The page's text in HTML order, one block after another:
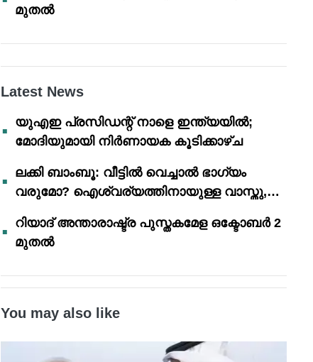
മുതൽ
Latest News
യുഎഇ പ്രസിഡന്റ് നാളെ ഇന്ത്യയിൽ;
മോദിയുമായി നിർണായക കൂടിക്കാഴ്ച
ലക്കി ബാംബൂ: വീട്ടിൽ വെച്ചാൽ ഭാഗ്യം
വരുമോ? ഐശ്വര്യത്തിനായുള്ള വാസ്തു,
റിയാദ് അന്താരാഷ്ട്ര പുസ്തകമേള ഒക്ടോബർ 2
മുതൽ
You may also like